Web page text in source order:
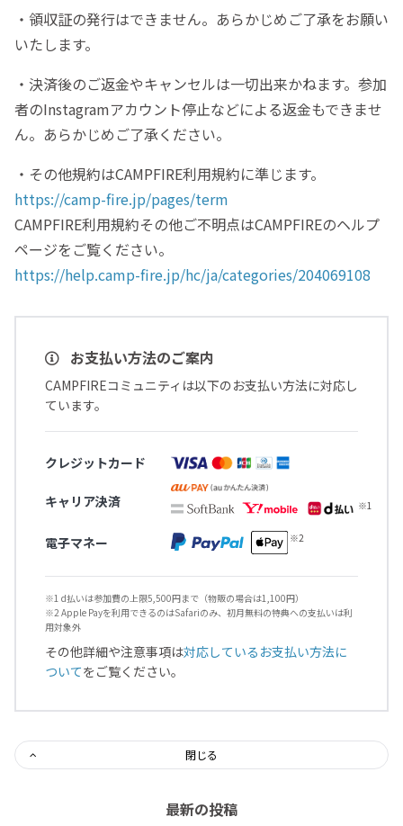
・領収証の発行はできません。あらかじめご了承をお願い
いたします。
・決済後のご返金やキャンセルは一切出来かねます。参加
者のInstagramアカウント停止などによる返金もできませ
ん。あらかじめご了承ください。
・その他規約はCAMPFIRE利用規約に準じます。
https://camp-fire.jp/pages/term
CAMPFIRE利用規約その他ご不明点はCAMPFIREのヘルプ
ページをご覧ください。
https://help.camp-fire.jp/hc/ja/categories/204069108
お支払い方法のご案内
CAMPFIREコミュニティは以下のお支払い方法に対応し
ています。
クレジットカード
キャリア決済
電子マネー
※1 d払いは参加費の上限5,500円まで（物販の場合は1,100円）
※2 Apple Payを利用できるのはSafariのみ、初月無料の特典への支払いは利
用対象外
その他詳細や注意事項は対応しているお支払い方法に
ついてをご覧ください。
閉じる
最新の投稿